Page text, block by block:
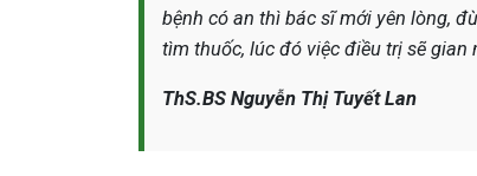
bệnh có an thì bác sĩ mới yên lòng,
tìm thuốc, lúc đó việc điều trị sẽ gian
ThS.BS Nguyễn Thị Tuyết Lan